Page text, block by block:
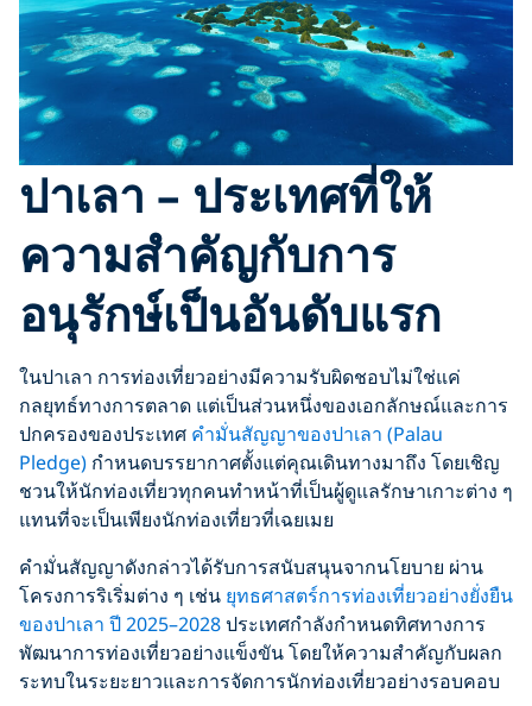
ปาเลา – ประเทศที่ให้
ความสำคัญกับการ
อนุรักษ์เป็นอันดับแรก
ในปาเลา การท่องเที่ยวอย่างมีความรับผิดชอบไม่ใช่แค่
กลยุทธ์ทางการตลาด แต่เป็นส่วนหนึ่งของเอกลักษณ์และการ
ปกครองของประเทศ คำมั่นสัญญาของปาเลา (Palau
Pledge) กำหนดบรรยากาศตั้งแต่คุณเดินทางมาถึง โดยเชิญ
ชวนให้นักท่องเที่ยวทุกคนทำหน้าที่เป็นผู้ดูแลรักษาเกาะต่าง ๆ
แทนที่จะเป็นเพียงนักท่องเที่ยวที่เฉยเมย
คำมั่นสัญญาดังกล่าวได้รับการสนับสนุนจากนโยบาย ผ่าน
โครงการริเริ่มต่าง ๆ เช่น ยุทธศาสตร์การท่องเที่ยวอย่างยั่งยืน
ของปาเลา ปี 2025–2028ประเทศกำลังกำหนดทิศทางการ
พัฒนาการท่องเที่ยวอย่างแข็งขัน โดยให้ความสำคัญกับผลก
ระทบในระยะยาวและการจัดการนักท่องเที่ยวอย่างรอบคอบ